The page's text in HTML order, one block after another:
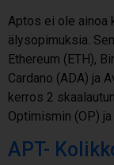
Aptos ei ole ainoa
älysopimuksia.
Ethereum (ETH),
Cardano (ADA) ja
kerros 2
Optimismin (OP)
APT-